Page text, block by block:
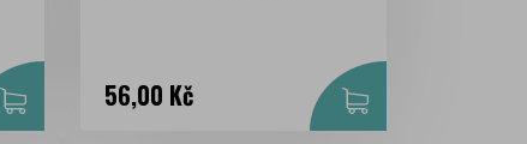
Cena
56,00 Kč